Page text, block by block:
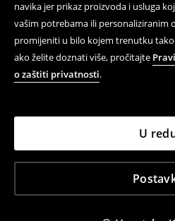
navika jer prikaz proizvoda i usluga
vašim potrebama ili personaliziranim
promijeniti u bilo kojem trenutku tako
ako želite doznati više, pročitajte
o zaštiti privatnosti.
U
Pomoć i kontakt
On-line kupovina
Propisi i Pravila privatnosti
LPP Croatia d.o.o., Avenija
Hrvatska, HR46556562723
Sva prava